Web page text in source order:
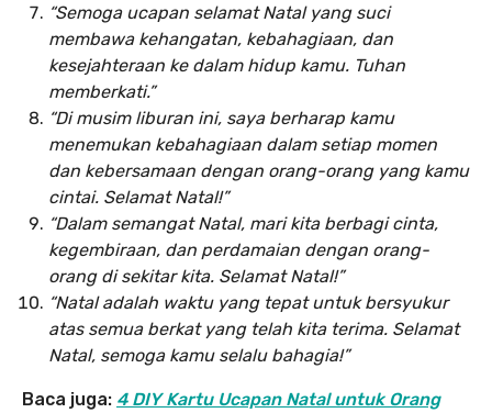
“Semoga ucapan selamat Natal yang suci
membawa kehangatan, kebahagiaan, dan
kesejahteraan ke dalam hidup kamu. Tuhan
memberkati.”
“Di musim liburan ini, saya berharap kamu
menemukan kebahagiaan dalam setiap momen
dan kebersamaan dengan orang-orang yang kamu
cintai. Selamat Natal!”
“Dalam semangat Natal, mari kita berbagi cinta,
kegembiraan, dan perdamaian dengan orang-
orang di sekitar kita. Selamat Natal!”
“Natal adalah waktu yang tepat untuk bersyukur
atas semua berkat yang telah kita terima. Selamat
Natal, semoga kamu selalu bahagia!”
Baca juga: 4 DIY Kartu Ucapan Natal untuk Orang